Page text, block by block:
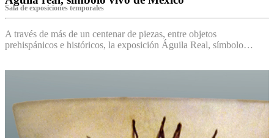
Sala de exposiciones temporales
A través de más de un centenar de piezas, entre objetos
prehispánicos e históricos, la exposición Águila Real, símbolo…